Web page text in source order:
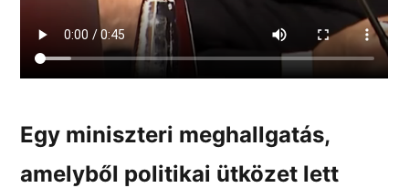
Egy miniszteri meghallgatás,
amelyből politikai ütközet lett